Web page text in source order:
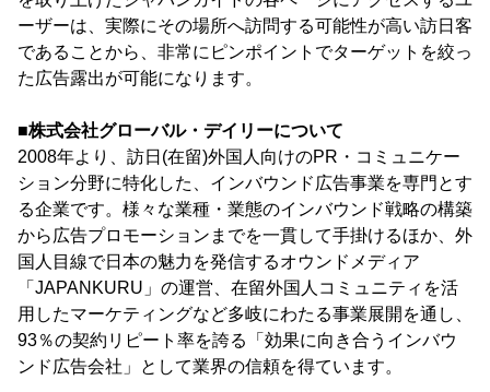
ーザーは、実際にその場所へ訪問する可能性が高い訪日客
であることから、非常にピンポイントでターゲットを絞っ
た広告露出が可能になります。
■株式会社グローバル・デイリーについて
2008年より、訪日(在留)外国人向けのPR・コミュニケー
ション分野に特化した、インバウンド広告事業を専門とす
る企業です。様々な業種・業態のインバウンド戦略の構築
から広告プロモーションまでを一貫して手掛けるほか、外
国人目線で日本の魅力を発信するオウンドメディア
「JAPANKURU」の運営、在留外国人コミュニティを活
用したマーケティングなど多岐にわたる事業展開を通し、
93％の契約リピート率を誇る「効果に向き合うインバウ
ンド広告会社」として業界の信頼を得ています。